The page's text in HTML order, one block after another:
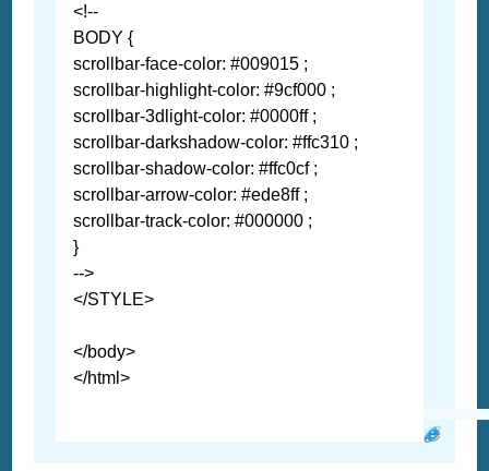
<!--
BODY {
scrollbar-face-color: #009015 ;
scrollbar-highlight-color: #9cf000 ;
scrollbar-3dlight-color: #0000ff ;
scrollbar-darkshadow-color: #ffc310 ;
scrollbar-shadow-color: #ffc0cf ;
scrollbar-arrow-color: #ede8ff ;
scrollbar-track-color: #000000 ;
}
-->
</STYLE>
</body>
</html>